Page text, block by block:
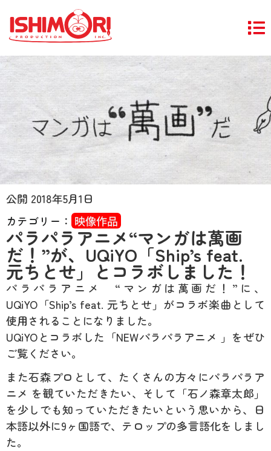
公開 2018年5月1日
カテゴリー： 映像作品
パラパラアニメ“マンガは萬画
だ！”が、UQiYO「Ship’s feat.
元ちとせ」とコラボしました！
パラパラアニメ “マンガは萬画だ！”に、
UQiYO 「Ship’s feat. 元ちとせ」がコラボ楽曲として
使用されることになりました。
UQiYOとコラボした「NEWパラパラアニメ 」をぜひ
ご覧ください。
また石森プロとして、たくさんの方々にパラパラア
ニメ を観ていただきたい、そして「石ノ森章太郎」
を少しでも知っていただきたいという思いから、日
本語以外に9ヶ国語で、テロップの多言語化をしまし
た。